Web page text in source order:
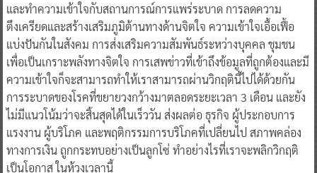
และทำความเข้าใจกับสถานการณ์การแพร่ระบาด การลดความ
ตึงเครียดและสร้างเสริมภูมิต้านทางด้านจิตใจ ความเข้าใจเอื้อเฟื้อ
แบ่งปันกันในสังคม การส่งเสริมความสัมพันธ์ระหว่างบุคคล ชุมชน
เพื่อเป็นเกราะพลังทางจิตใจ การเสพข่าวที่เข้าถึงข้อมูลที่ถูกต้องและมี
ความเข้าใจก็จะสามารถทำให้เราสามารถผ่านวิกฤตินี้ไปได้ด้วยกัน
การระบาดของโรคที่ขยายวงกว้างมาตลอดระยะเวลา 3 เดือน และยัง
ไม่มีแนวโน้มว่าจะสิ้นสุดได้ในเร็ววัน ส่งผลต่อ ธุรกิจ ผู้ประกอบการ
แรงงาน ผู้บริโภค และพฤติกรรมการบริโภคที่เปลี่ยนไป สภาพคล่อง
ทางการเงิน ถูกกระทบอย่างเป็นลูกโซ่ ทำอย่างไรที่เราจะพลิกวิกฤติ
เป็นโอกาส ในห้วงเวลานี้